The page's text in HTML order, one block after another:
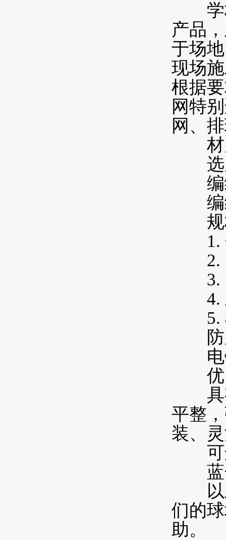
学校
产品
于场
现场
根据
网特
网、
材
选
编
编
规
1.
2.
3. 尺
4.
5.
防
电镀
优
具有
平整
装、
可
蓝色
以上
们的
助。